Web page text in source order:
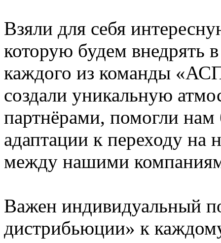
Взяли для себя
которую будем внедрять
каждого из команды
создали уникальную
партнёрами, помогли
адаптации к переходу на
между нашими
Важен индивидуальный
дистрибьюции» к